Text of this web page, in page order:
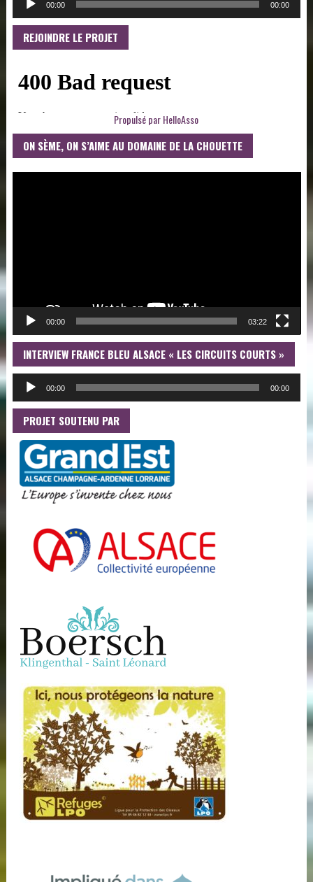
00:00 00:00
REJOINDRE LE PROJET
Propulsé parHelloAsso
ON SÈME, ON S’AIME AU DOMAINE DE LA CHOUETTE
00:00 03:22
INTERVIEW FRANCE BLEU ALSACE « LES CIRCUITS COURTS »
00:00 00:00
PROJET SOUTENU PAR